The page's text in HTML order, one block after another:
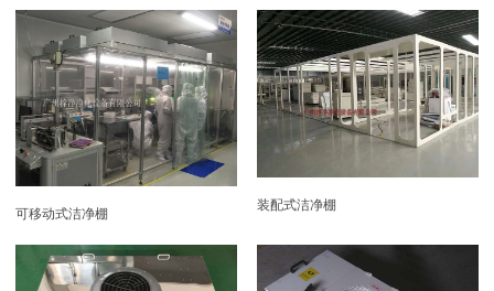
可移动式洁净棚
装配式洁净棚